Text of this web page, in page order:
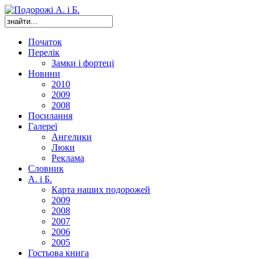
Початок
Перелік
Замки і фортеці
Новини
2010
2009
2008
Посилання
Галереї
Ангелики
Люки
Реклама
Словник
А. і Б.
Карта наших подорожей
2009
2008
2007
2006
2005
Гостьова книга